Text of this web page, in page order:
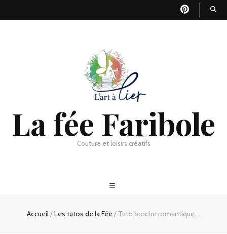
La fée Faribole
Couture et loisirs créatifs
Accueil/Les tutos de la Fée/ Tuto broche romantique …